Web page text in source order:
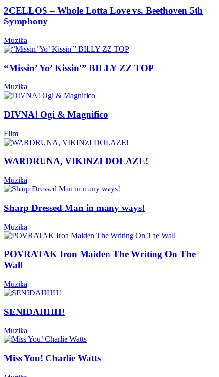
2CELLOS – Whole Lotta Love vs. Beethoven 5th
Symphony
Muzika
“Missin’ Yo’ Kissin'” BILLY ZZ TOP
Muzika
DIVNA! Ogi & Magnifico
Film
WARDRUNA, VIKINZI DOLAZE!
Muzika
Sharp Dressed Man in many ways!
Muzika
POVRATAK Iron Maiden The Writing On The
Wall
Muzika
SENIDAHHH!
Muzika
Miss You! Charlie Watts